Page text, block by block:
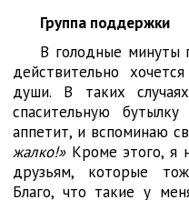
Группа поддержки
В голодные минуты
действительно
души. В таких
спасительную
аппетит, и вспоминаю
жалко!»Кроме этого, я
друзьям, которые
Благо, что такие у